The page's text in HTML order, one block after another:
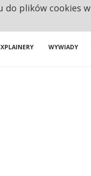
WYWIADY
do plików cookies w